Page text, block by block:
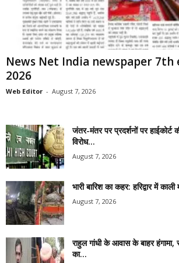
News Net India newspaper 7th
2026
Web Editor - August 7, 2026
जंतर-मंतर पर प्रदर्शनों पर हाईकोर्ट
विरोध...
August 7, 2026
भारी बारिश का कहर: हरिद्वार में
August 7, 2026
राहुल गांधी के आवास के बाहर
का...